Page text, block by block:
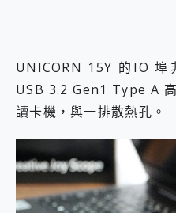
UNICORN 15Y 的IO
USB 3.2 Gen1 Type A
讀卡機，與一排散熱孔。